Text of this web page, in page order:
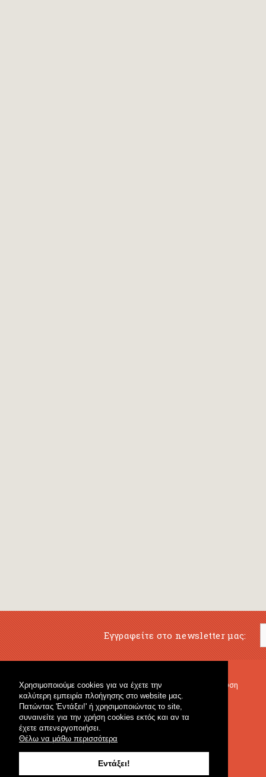
Χρησιμοποιούμε cookies για να έχετε την
καλύτερη εμπειρία πλοήγησης στο website μας.
Πατώντας 'Εντάξει!' ή χρησιμοποιώντας το site,
συναινείτε για την χρήση cookies εκτός και αν τα
έχετε απενεργοποιήσει.
Θέλω να μάθω περισσότερα
Εντάξει!
Εγγραφείτε στο newsletter μας:
Μουσικό Βιβλιοπωλείο
Κρουστά & Εκπαιδευτικό Υλικό
Γενικό Βιβλιοπωλείο
Μουσική Εκπαίδευση
Fagotto Blog